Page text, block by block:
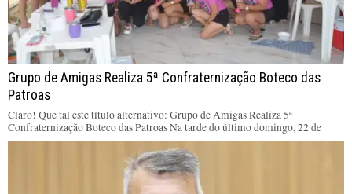
Grupo de Amigas Realiza 5ª Confraternização Boteco das
Patroas
Claro! Que tal este título alternativo: Grupo de Amigas Realiza 5ª
Confraternização Boteco das Patroas Na tarde do último domingo, 22 de